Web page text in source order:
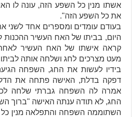
אשתו מנין כל השפע הזה, עונה לו
את כל השפע הזה".
בעודם עומדים ומספרים אחד
היום, בביתו של האח העשיר ההכנות
קראה אישתו של האח העשיר
מעט מצרכים לחג ושלחה אותה לביתו
בידיו לעשות את החג, השפחה
דפקה בדלת, האישה פתחה את
אמרה לה השפחה גברתי שלחה
החג, לא תודה ענתה האישה "ברוך
השתוממה השפחה והתפלאה מנין